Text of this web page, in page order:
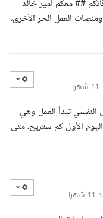
## معكم أمير خالد
العمل الحر الأخرى،
النفسي تبدأ العمل وهي
الأول كم ستربح، متى